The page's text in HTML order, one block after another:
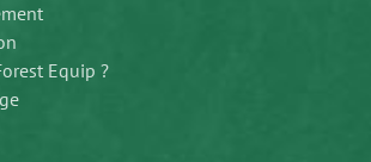
Equip ?